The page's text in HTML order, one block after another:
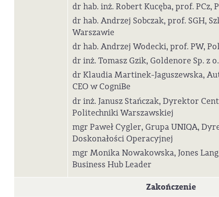
dr hab. inż. Robert Kucęba, prof. PCz,
dr hab. Andrzej Sobczak, prof. SGH,
Warszawie
dr hab. Andrzej Wodecki, prof. PW,
dr inż. Tomasz Gzik, Goldenore Sp. z
dr Klaudia Martinek-Jaguszewska,
CEO w CogniBe
dr inż. Janusz Stańczak, Dyrektor
Politechniki Warszawskiej
mgr Paweł Cygler, Grupa UNIQA,
Doskonałości Operacyjnej
mgr Monika Nowakowska, Jones
Business Hub Leader
Zakończenie